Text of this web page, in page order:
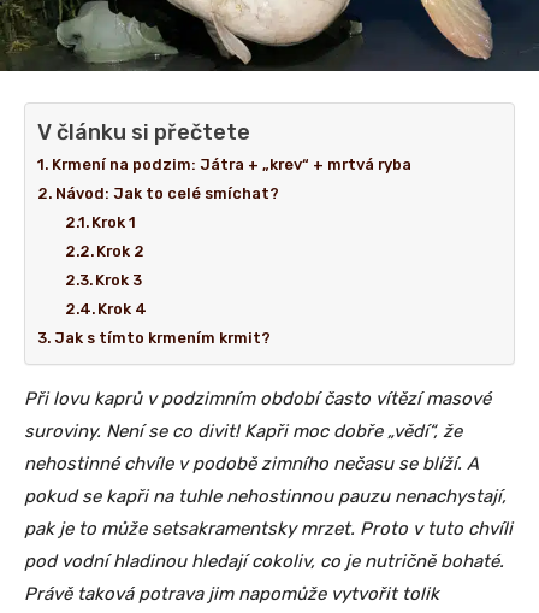
V článku si přečtete
Krmení na podzim: Játra + „krev“ + mrtvá ryba
Návod: Jak to celé smíchat?
Krok 1
Krok 2
Krok 3
Krok 4
Jak s tímto krmením krmit?
Při lovu kaprů v podzimním období často vítězí masové
suroviny. Není se co divit! Kapři moc dobře „vědí“, že
nehostinné chvíle v podobě zimního nečasu se blíží. A
pokud se kapři na tuhle nehostinnou pauzu nenachystají,
pak je to může setsakramentsky mrzet. Proto v tuto chvíli
pod vodní hladinou hledají cokoliv, co je nutričně bohaté.
Právě taková potrava jim napomůže vytvořit tolik